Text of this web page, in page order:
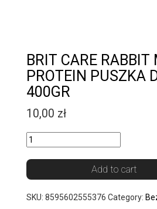
BRIT CARE RABBIT
PROTEIN PUSZKA
400GR
10,00 zł
Add to cart
SKU: 8595602555376 Category: